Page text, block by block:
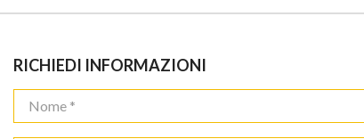
RICHIEDI INFORMAZIONI